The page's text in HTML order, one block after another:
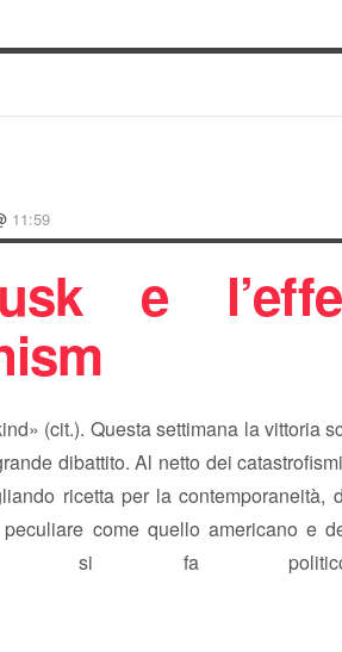
11:59
e
(cit.). Questa settimana la vittoria
dibattito. Al netto dei
ricetta per la contemporaneità,
come quello americano e
che si fa